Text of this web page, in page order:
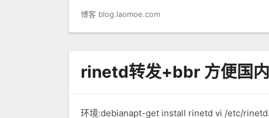
博客 blog.laomoe.com
rinetd转发+bbr 方便国
环境:debianapt-get install rinetd vi /etc/